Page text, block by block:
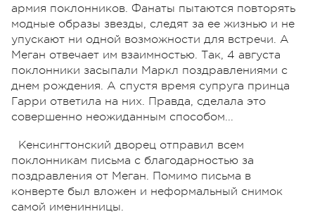
армия поклонников. Фанаты пытаются повторять
модные образы звезды, следят за ее жизнью и не
упускают ни одной возможности для встречи. А
Меган отвечает им взаимностью. Так, 4 августа
поклонники засыпали Маркл поздравлениями с
днем рождения. А спустя время супруга принца
Гарри ответила на них. Правда, сделала это
совершенно неожиданным способом...
Кенсингтонский дворец отправил всем
поклонникам письма с благодарностью за
поздравления от Меган. Помимо письма в
конверте был вложен и неформальный снимок
самой именинницы.